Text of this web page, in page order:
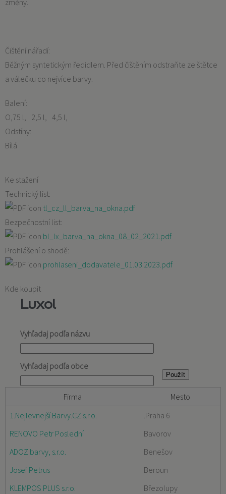
změny.
Čištění nářadí:
Běžným syntetickým ředidlem. Před čištěním odstraňte ze štětce
a válečku co nejvíce barvy.
Balení:
O,75 l
2,5 l
4,5 l
Odstíny:
Bílá
Ke stažení
Technický list:
tl_cz_ll_barva_na_okna.pdf
Bezpečnostní list:
bl_lx_barva_na_okna_08_02_2021.pdf
Prohlášení o shodě:
prohlaseni_dodavatele_01.03.2023.pdf
Kde koupit
Luxol
Vyhľadaj podľa názvu
Vyhľadaj podľa obce
Firma
Mesto
1.Nejlevnejší Barvy.CZ s.r.o.
.Praha 6
RENOVO Petr Poslední
Bavorov
ADOZ barvy, s.r.o.
Benešov
Josef Petrus
Beroun
KLEMPOS PLUS s.r.o.
Březolupy